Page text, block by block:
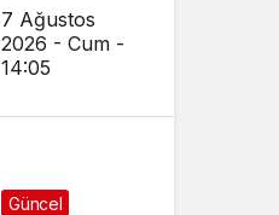
Eğitim
Görecek
7 Ağustos
2026 - Cum -
14:05
Güncel